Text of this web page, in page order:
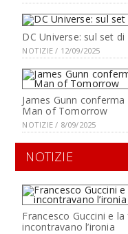
DC Universe: sul set
NOTIZIE / 12/09/2025
James Gunn
Man of Tomorrow
NOTIZIE / 8/09/2025
NOTIZIE
Francesco Guccini e
incontravano l’ironia